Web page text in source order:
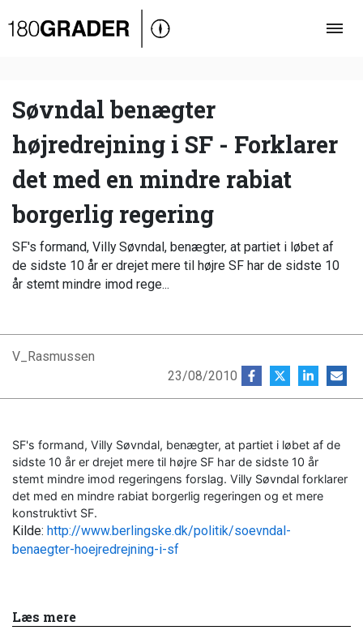
Oversigt
Debat
Video
Podcast
Søvndal benægter
højredrejning i SF - Forklarer
det med en mindre rabiat
borgerlig regering
SF's formand, Villy Søvndal, benægter, at partiet i løbet af
de sidste 10 år er drejet mere til højre SF har de sidste 10
år stemt mindre imod rege...
V_Rasmussen
23/08/2010
SF's formand, Villy Søvndal, benægter, at partiet i løbet af de
sidste 10 år er drejet mere til højre SF har de sidste 10 år
stemt mindre imod regeringens forslag. Villy Søvndal forklarer
det med en mindre rabiat borgerlig regeringen og et mere
konstruktivt SF.
Kilde: http://www.berlingske.dk/politik/soevndal-
benaegter-hoejredrejning-i-sf
Læs mere